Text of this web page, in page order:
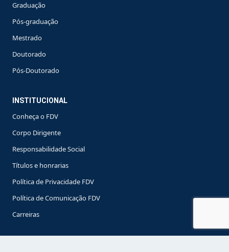
Graduação
Pós-graduação
Mestrado
Doutorado
Pós-Doutorado
INSTITUCIONAL
Conheça o FDV
Corpo Dirigente
Responsabilidade Social
Títulos e honrarias
Política de Privacidade FDV
Política de Comunicação FDV
Carreiras